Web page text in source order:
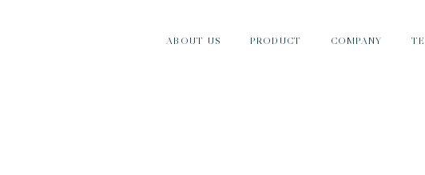
ABOUT US
PRODUCT
COMPANY